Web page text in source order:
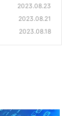
2023.08.23
2023.08.21
2023.08.18